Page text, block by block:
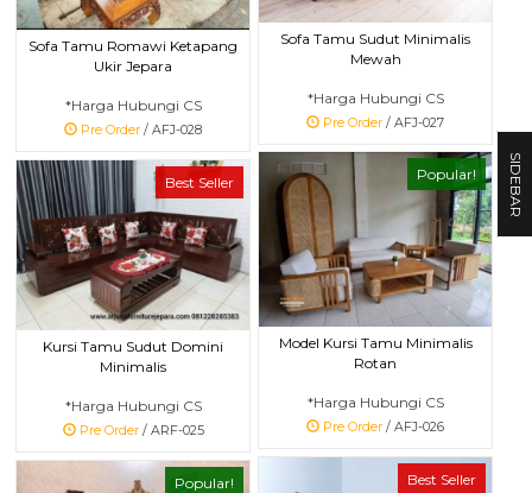
Sofa Tamu Romawi Ketapang
Ukir Jepara
*Harga Hubungi CS
Pre Order / AFJ-028
Sofa Tamu Sudut Minimalis
Mewah
*Harga Hubungi CS
Pre Order / AFJ-027
Popular!
Model Kursi Tamu Minimalis
Rotan
*Harga Hubungi CS
Pre Order / AFJ-026
Best Seller
Kursi Tamu Sudut Domini
Minimalis
*Harga Hubungi CS
Pre Order/ ARF-025
Best Seller
Popular!
SIDEBAR